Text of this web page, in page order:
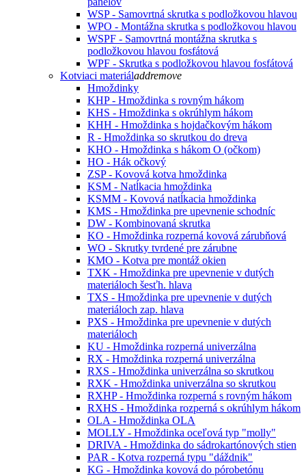
WSP - Samovrtná skrutka s podložkovou hlavou
WPO - Montážna skrutka s podložkovou hlavou
WSPF - Samovrtná montážna skrutka s
podložkovou hlavou fosfátová
WPF - Skrutka s podložkovou hlavou fosfátová
Kotviaci materiáladdremove
Hmoždinky
KHP - Hmoždinka s rovným hákom
KHS - Hmoždinka s okrúhlym hákom
KHH - Hmoždinka s hojdačkovým hákom
R - Hmoždinka so skrutkou do dreva
KHO - Hmoždinka s hákom O (očkom)
HO - Hák očkový
ZSP - Kovová kotva hmoždinka
KSM - Natĺkacia hmoždinka
KSMM - Kovová natĺkacia hmoždinka
KMS - Hmoždinka pre upevnenie schodníc
DW - Kombinovaná skrutka
KO - Hmoždinka rozperná kovová zárubňová
WO - Skrutky tvrdené pre zárubne
KMO - Kotva pre montáž okien
TXK - Hmoždinka pre upevnenie v dutých
materiáloch šesťh. hlava
TXS - Hmoždinka pre upevnenie v dutých
materiáloch zap. hlava
PXS - Hmoždinka pre upevnenie v dutých
materiáloch
KU - Hmoždinka rozperná univerzálna
RX - Hmoždinka rozperná univerzálna
RXS - Hmoždinka univerzálna so skrutkou
RXK - Hmoždinka univerzálna so skrutkou
RXHP - Hmoždinka rozperná s rovným hákom
RXHS - Hmoždinka rozperná s okrúhlym hákom
OLA - Hmoždinka OLA
MOLLY - Hmoždinka oceľová typ "molly"
DRIVA - Hmoždinka do sádrokartónových stien
PAR - Kotva rozperná typu "dáždnik"
KG - Hmoždinka kovová do pórobetónu